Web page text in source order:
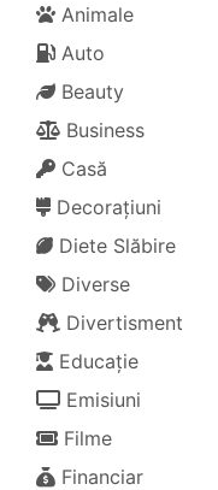
Animale
Auto
Beauty
Business
Casă
Decorațiuni
Diete Slăbire
Diverse
Divertisment
Educație
Emisiuni
Filme
Financiar